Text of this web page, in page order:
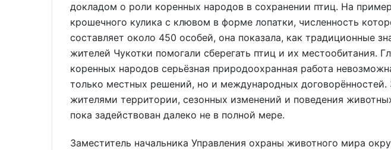
докладом о роли коренных народов в сохранении птиц. На
крошечного кулика с клювом в форме лопатки, численность
составляет около 450 особей, она показала, как традиционные
жителей Чукотки помогали сберегать птиц и их местообитания.
коренных народов серьёзная природоохранная работа
только местных решений, но и международных договорённостей.
жителями территории, сезонных изменений и поведения
пока задействован далеко не в полной мере.
Заместитель начальника Управления охраны животного мира